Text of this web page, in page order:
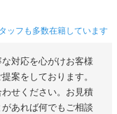
ッフも多数在籍しています
対応を心がけお客様
案をしております。
せください。お見積
あれば何でもご相談